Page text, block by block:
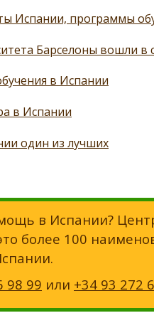
Испании, программы
Барселоны вошли в
в Испании
в Испании
один из лучших
в Испании?
более 100
98 99 или +34 93 272